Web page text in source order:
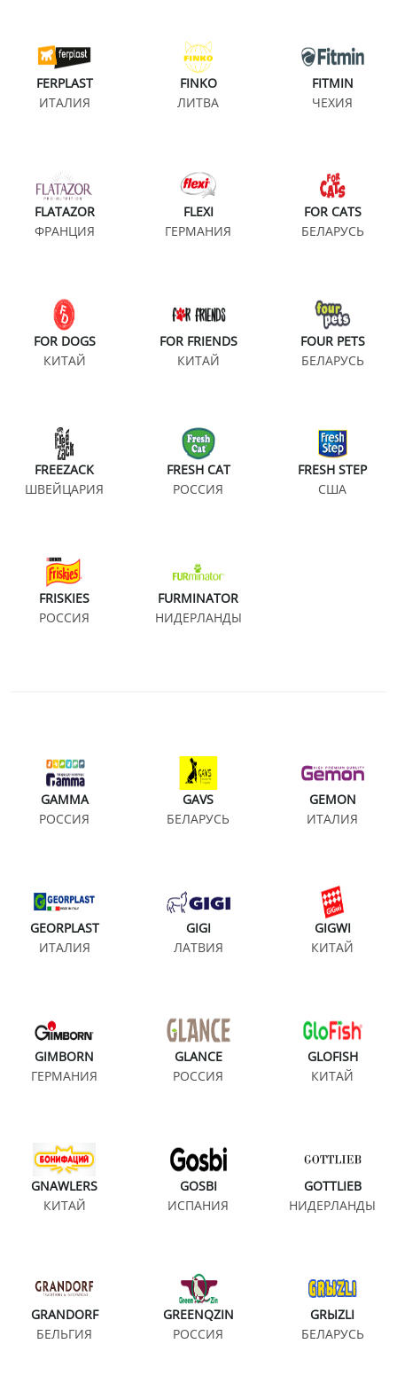
FERPLAST
ИТАЛИЯ
FINKO
ЛИТВА
FITMIN
ЧЕХИЯ
FLATAZOR
ФРАНЦИЯ
FLEXI
ГЕРМАНИЯ
FOR CATS
БЕЛАРУСЬ
FOR DOGS
КИТАЙ
FOR FRIENDS
КИТАЙ
FOUR PETS
БЕЛАРУСЬ
FREEZACK
ШВЕЙЦАРИЯ
FRESH CAT
РОССИЯ
FRESH STEP
США
FRISKIES
РОССИЯ
FURMINATOR
НИДЕРЛАНДЫ
GAMMA
РОССИЯ
GAVS
БЕЛАРУСЬ
GEMON
ИТАЛИЯ
GEORPLAST
ИТАЛИЯ
GIGI
ЛАТВИЯ
GIGWI
КИТАЙ
GIMBORN
ГЕРМАНИЯ
GLANCE
РОССИЯ
GLOFISH
КИТАЙ
GNAWLERS
КИТАЙ
GOSBI
ИСПАНИЯ
GOTTLIEB
НИДЕРЛАНДЫ
GRANDORF
БЕЛЬГИЯ
GREENQZIN
РОССИЯ
GRЫZLI
БЕЛАРУСЬ